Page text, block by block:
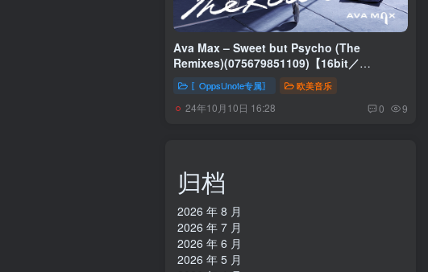
Ava Max – Sweet but Psycho (The
Remixes)(075679851109)【16bit／
44.1kHz】美国区
〖OppsUnote专属〗 欧美音乐
24年10月10日 16:28 0 9
归档
2026 年 8 月
2026 年 7 月
2026 年 6 月
2026 年 5 月